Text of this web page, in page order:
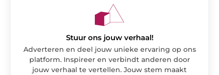
Stuur ons jouw verhaal!
Adverteren en deel jouw unieke ervaring op ons
platform. Inspireer en verbindt anderen door
jouw verhaal te vertellen. Jouw stem maakt